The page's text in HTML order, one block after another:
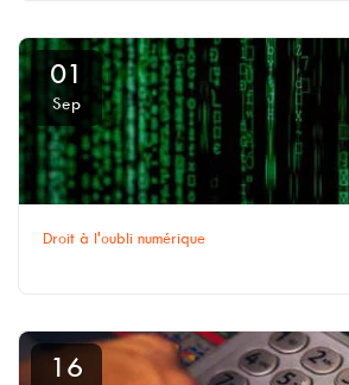
01
Sep
Droit à l'oubli numérique
16